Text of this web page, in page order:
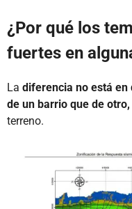
¿Por qué los
fuertes en
La diferencia no está en
de un barrio que de otro,
terreno.